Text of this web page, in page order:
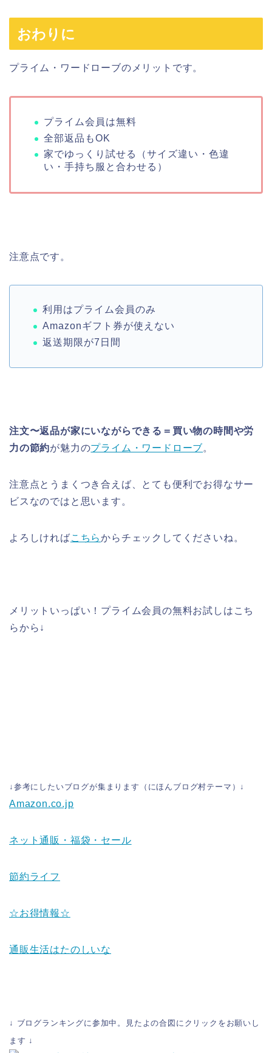
おわりに
プライム・ワードローブのメリットです。
プライム会員は無料
全部返品もOK
家でゆっくり試せる（サイズ違い・色違
い・手持ち服と合わせる）
注意点です。
利用はプライム会員のみ
Amazonギフト券が使えない
返送期限が7日間
注文〜返品が家にいながらできる＝買い物の時間や労
力の節約が魅力のプライム・ワードローブ。
注意点とうまくつき合えば、とても便利でお得なサー
ビスなのではと思います。
よろしければこちらからチェックしてくださいね。
メリットいっぱい！プライム会員の無料お試しはこち
らから↓
↓ 参考にしたいブログが集まります（にほんブログ村テーマ） ↓
Amazon.co.jp
ネット通販・福袋・セール
節約ライフ
☆お得情報☆
通販生活はたのしいな
↓ ブログランキングに参加中。見たよの合図にクリックをお願いし
ます ↓